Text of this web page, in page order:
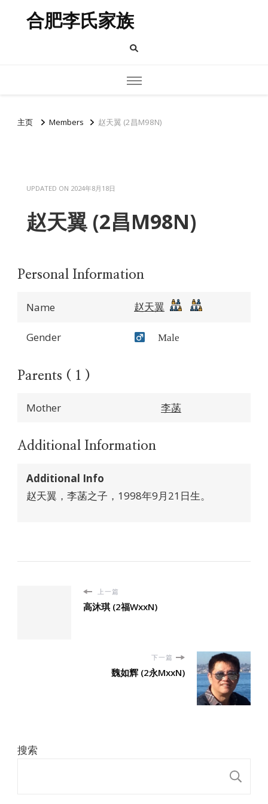
合肥李氏家族
主页 Members 赵天翼 (2昌M98N)
UPDATED ON 2024年8月18日
赵天翼 (2昌M98N)
Personal Information
Name 赵天翼
Gender Male
Parents ( 1 )
Mother 李菡
Additional Information
Additional Info
赵天翼，李菡之子，1998年9月21日生。
上一篇
高沐琪 (2福WxxN)
下一篇
魏如辉 (2永MxxN)
搜索